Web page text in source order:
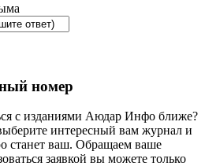
номер
с изданиями Аюдар Инфо ближе?
интересный вам журнал и
станет ваш. Обращаем ваше
заявкой вы можете только